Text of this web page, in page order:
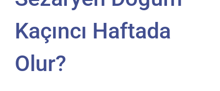
Kaçıncı Haftada
Olur?